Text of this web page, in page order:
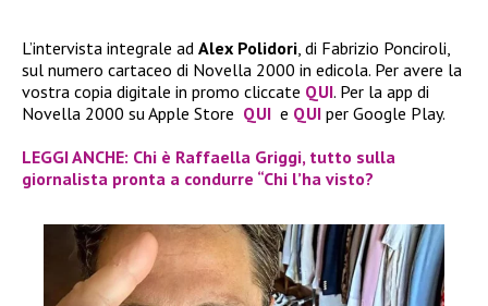
L’intervista integrale ad Alex Polidori, di Fabrizio Ponciroli,
sul numero cartaceo di Novella 2000 in edicola. Per avere la
vostra copia digitale in promo cliccate QUI. Per la app di
Novella 2000 su Apple Store QUI e QUI per Google Play.
LEGGI ANCHE: Chi è Raffaella Griggi, tutto sulla
giornalista pronta a condurre “Chi l’ha visto?